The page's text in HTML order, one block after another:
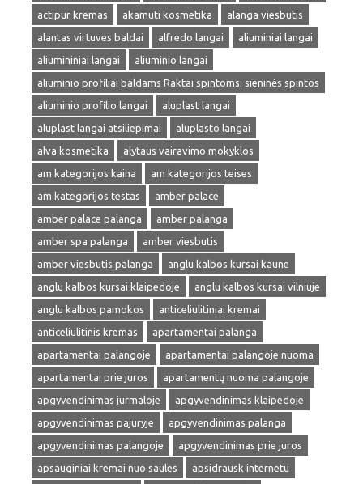
actipur kremas
akamuti kosmetika
alanga viesbutis
alantas virtuves baldai
alfredo langai
aliuminiai langai
aliumininiai langai
aliuminio langai
aliuminio profiliai baldams Raktai spintoms: sieninės spintos
aliuminio profilio langai
aluplast langai
aluplast langai atsiliepimai
aluplasto langai
alva kosmetika
alytaus vairavimo mokyklos
am kategorijos kaina
am kategorijos teises
am kategorijos testas
amber palace
amber palace palanga
amber palanga
amber spa palanga
amber viesbutis
amber viesbutis palanga
anglu kalbos kursai kaune
anglu kalbos kursai klaipedoje
anglu kalbos kursai vilniuje
anglu kalbos pamokos
anticeliulitiniai kremai
anticeliulitinis kremas
apartamentai palanga
apartamentai palangoje
apartamentai palangoje nuoma
apartamentai prie juros
apartamentų nuoma palangoje
apgyvendinimas jurmaloje
apgyvendinimas klaipedoje
apgyvendinimas pajuryje
apgyvendinimas palanga
apgyvendinimas palangoje
apgyvendinimas prie juros
apsauginiai kremai nuo saules
apsidrausk internetu